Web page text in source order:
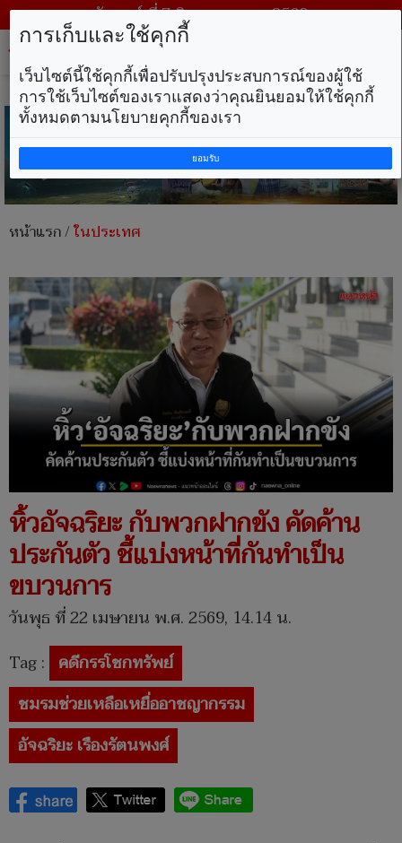
วันศุกร์ ที่ 7 สิงหาคม พ.ศ. 2569
หน้าแรก/ในประเทศ
หิ้วอัจฉริยะ กับพวกฝากขัง คัดค้าน
ประกันตัว ชี้แบ่งหน้าที่กันทำเป็น
ขบวนการ
วันพุธ ที่ 22 เมษายน พ.ศ. 2569, 14.14 น.
Tag : คดีกรรโชกทรัพย์
ชมรมช่วยเหลือเหยื่ออาชญากรรม
อัจฉริยะ เรืองรัตนพงศ์
การเก็บและใช้คุกกี้
เว็บไซต์นี้ใช้คุกกี้เพื่อปรับปรุงประสบการณ์ของผู้ใช้
การใช้เว็บไซต์ของเราแสดงว่าคุณยินยอมให้ใช้คุกกี้
ทั้งหมดตามนโยบายคุกกี้ของเรา
ยอมรับ